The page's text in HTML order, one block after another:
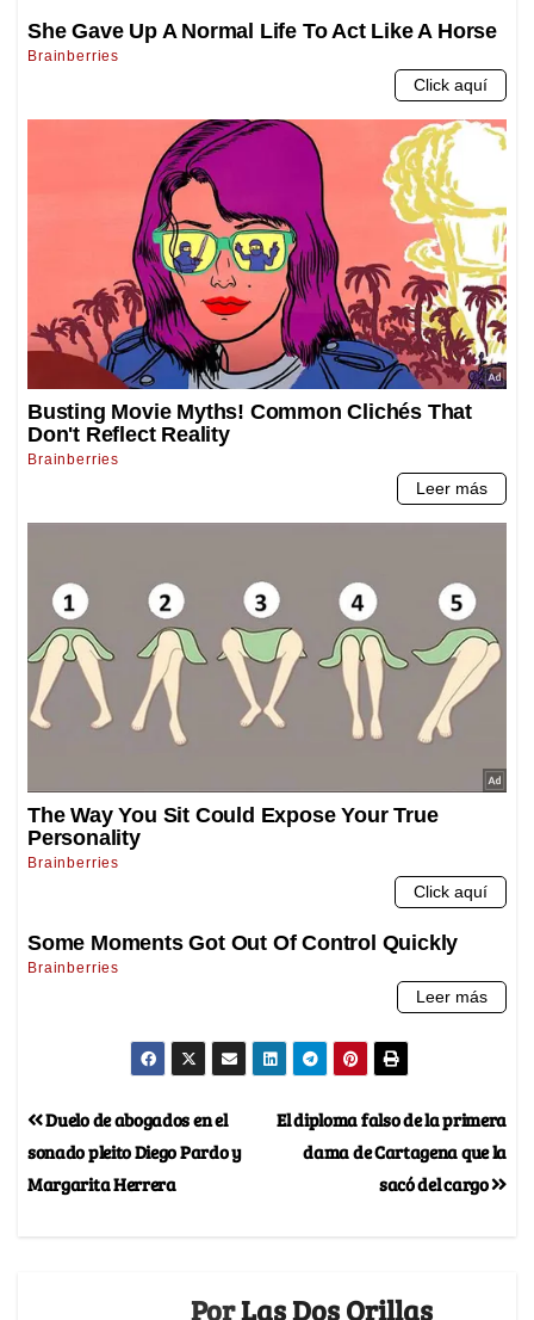
El diploma falso de la primera
dama de Cartagena que la
sacó del cargo
Duelo de abogados en el
sonado pleito Diego Pardo y
Margarita Herrera
PorLas Dos Orillas